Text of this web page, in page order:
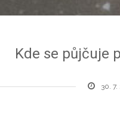
Kde se půjčuje
30.